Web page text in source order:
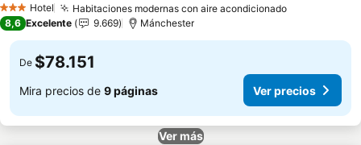
3 Estrellas
Hotel Habitaciones modernas con aire acondicionadoVer precios
Ver precios
8,6 Excelente 9.669 Mánchester
De $78.151
Mira precios de 9 páginas Ver precios
Ver más